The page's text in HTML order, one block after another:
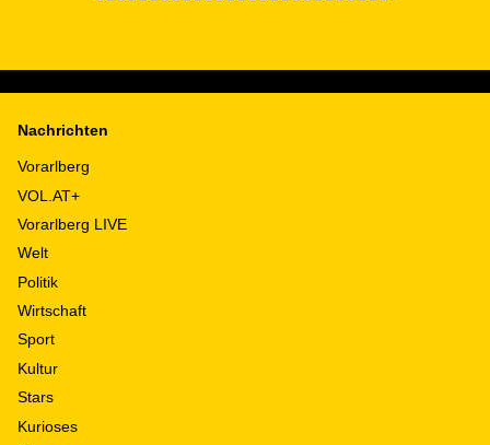
Nachrichten
Vorarlberg
VOL.AT+
Vorarlberg LIVE
Welt
Politik
Wirtschaft
Sport
Kultur
Stars
Kurioses